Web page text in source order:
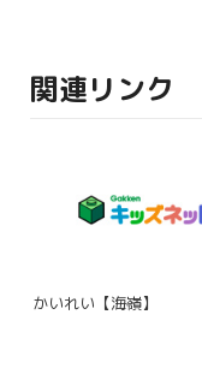
関連リンク
かいれい【海嶺】